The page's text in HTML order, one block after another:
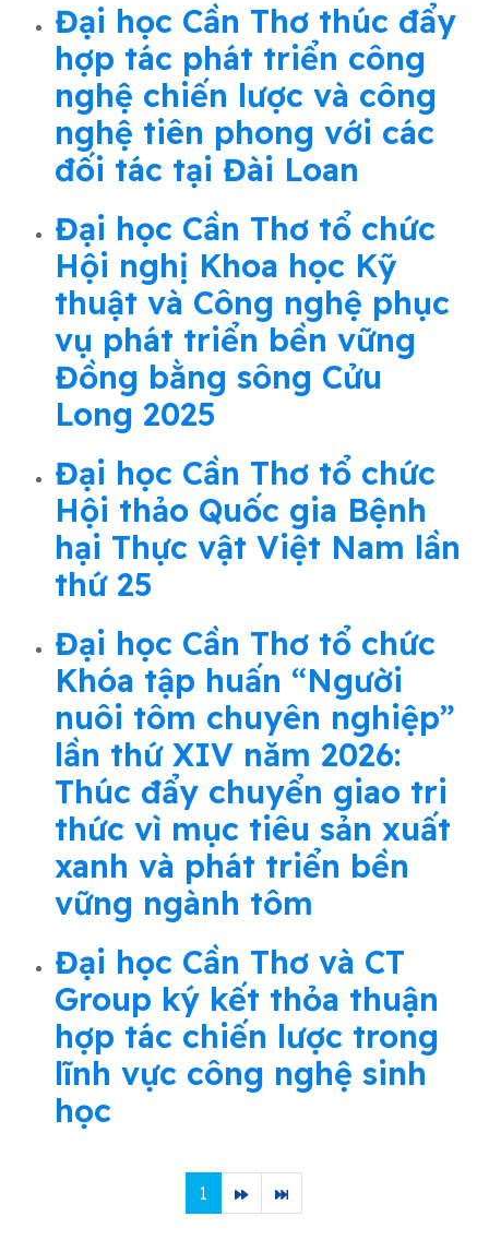
Đại học Cần Thơ thúc đẩy
hợp tác phát triển công
nghệ chiến lược và công
nghệ tiên phong với các
đối tác tại Đài Loan
Đại học Cần Thơ tổ chức
Hội nghị Khoa học Kỹ
thuật và Công nghệ phục
vụ phát triển bền vững
Đồng bằng sông Cửu
Long 2025
Đại học Cần Thơ tổ chức
Hội thảo Quốc gia Bệnh
hại Thực vật Việt Nam lần
thứ 25
Đại học Cần Thơ tổ chức
Khóa tập huấn “Người
nuôi tôm chuyên nghiệp”
lần thứ XIV năm 2026:
Thúc đẩy chuyển giao tri
thức vì mục tiêu sản xuất
xanh và phát triển bền
vững ngành tôm
Đại học Cần Thơ và CT
Group ký kết thỏa thuận
hợp tác chiến lược trong
lĩnh vực công nghệ sinh
học
1